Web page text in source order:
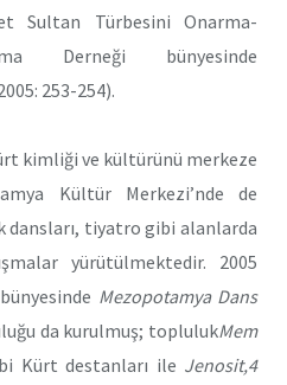
Sultan Türbesini Onarma-
Derneği bünyesinde
253-254).
kimliği ve kültürünü merkeze
Kültür Merkezi’nde de
dansları, tiyatro gibi alanlarda
yürütülmektedir. 2005
Mezopotamya Dans
da kurulmuş; toplulukMem
Kürt destanları ile Jenosit,4